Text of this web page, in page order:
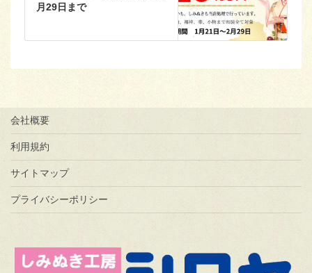
月29日まで
会社概要
利用規約
サイトマップ
プライバシーポリシー